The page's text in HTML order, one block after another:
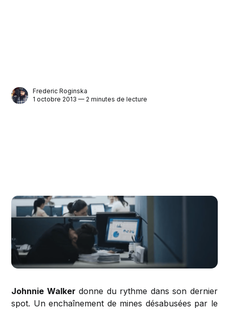
Frederic Roginska
1 octobre 2013 — 2 minutes de lecture
Johnnie Walker donne du rythme dans son dernier
spot. Un enchaînement de mines désabusées par le